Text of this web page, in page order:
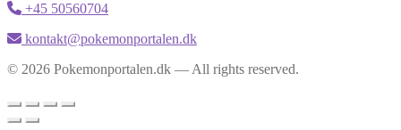
+45 50560704
kontakt@pokemonportalen.dk
© 2026 Pokemonportalen.dk — All rights reserved.